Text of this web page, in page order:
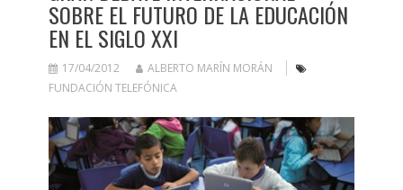
SOBRE EL FUTURO DE LA EDUCACIÓN
EN EL SIGLO XXI
17/04/2012
ALBERTO MARÍN MORÁN
FUNDACIÓN TELEFÓNICA